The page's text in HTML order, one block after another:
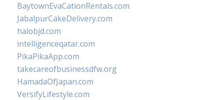
BaytownEvaCationRentals.com
JabalpurCakeDelivery.com
halobjd.com
intelligenceqatar.com
PikaPikaApp.com
takecareofbusinessdfw.org
HamadaOfJapan.com
VersifyLifestyle.com